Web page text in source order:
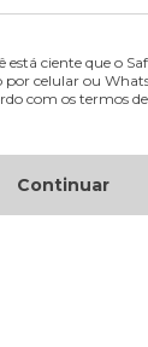
ciente que o
celular ou
com os termos
Continuar